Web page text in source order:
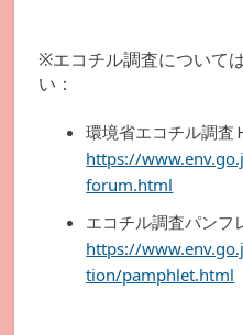
※エコチル調査について
い：
環境省エコチル調査
https://
forum.html
エコチル調査パンフ
https://
tion/pamphlet.html